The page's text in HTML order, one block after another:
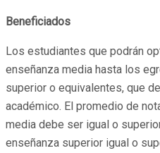
Beneficiados
Los estudiantes que podrán
enseñanza media hasta los
superior o equivalentes, que
académico. El promedio de
media debe ser igual o
enseñanza superior igual o